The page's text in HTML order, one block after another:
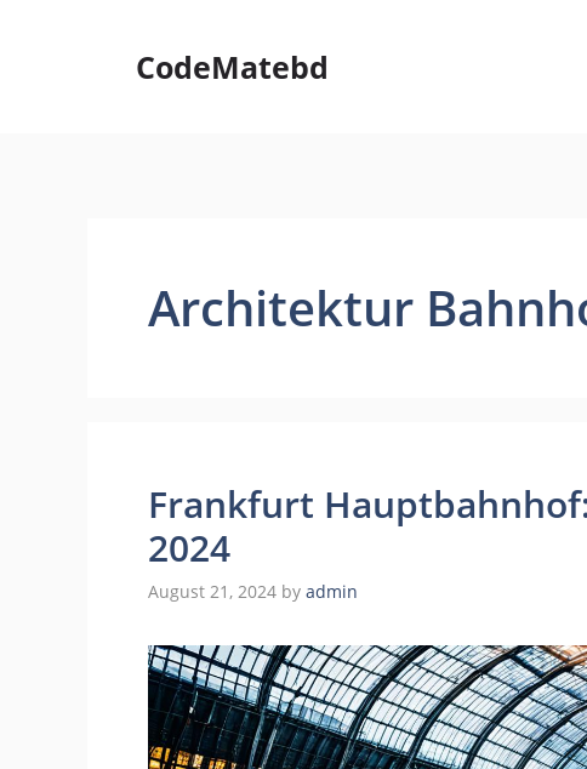
CodeMatebd
Architektur
Frankfurt
2024
August 21, 2024 by admin